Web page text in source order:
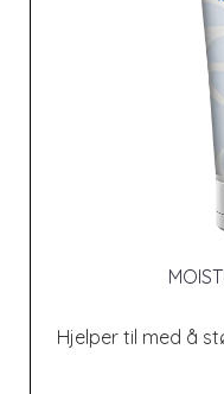
Hjelper til med å